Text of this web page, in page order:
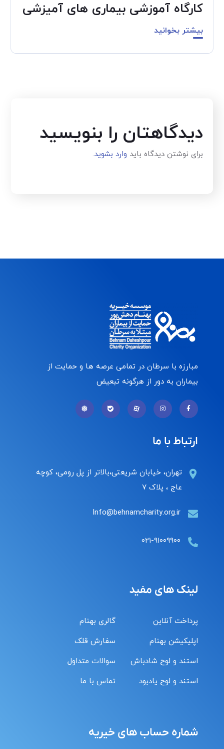
کارگاه آموزشی بیماری های آمیزشی
بیشتر بخوانید
دیدگاهتان را بنویسید
برای نوشتن دیدگاه باید وارد بشوید.
مبارزه با سرطان در تمامی عرصه ها و حمایت از
بیماران به دور از هرگونه تبعیض
ارتباط با ما
تهران، خیابان شریعتی،بالاتر از پل رومی، کوچه
عاج ، پلاک ۷
Info@behnamcharity.org.ir
۰۲۱-۹۱۰۰۹۹۰۰
لینک های مفید
پرداخت آنلاین
اپلیکیشن بهنام
استند و لوح شادباش
استند و لوح یادبود
گالری بهنام
سفارش قلک
سوالات متداول
تماس با ما
شماره حساب های خیریه